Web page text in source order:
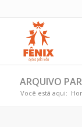
ARQUIVO
Você está aqui: